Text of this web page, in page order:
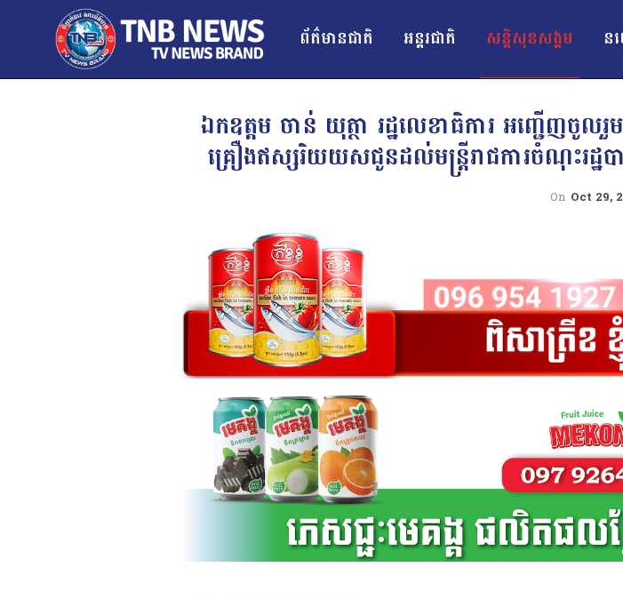
ព័ត៌មានជាតិ អន្ដរជាតិ សន្តិសុខសង្គម ន
ឯកឧត្តម ចាន់ យុត្ថា រដ្ឋលេខាធិការ អញ្ជើ
គ្រឿងឥស្សរិយយសជូនដល់មន្ត្រីរាជការចំណុះរដ្
On Oct 29,